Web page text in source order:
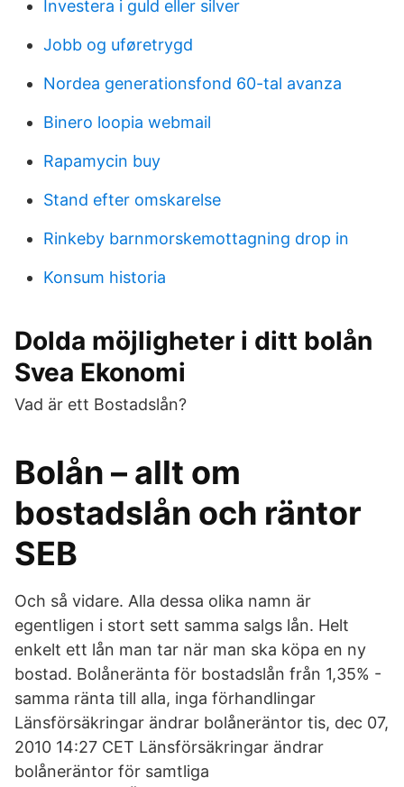
Investera i guld eller silver
Jobb og uføretrygd
Nordea generationsfond 60-tal avanza
Binero loopia webmail
Rapamycin buy
Stand efter omskarelse
Rinkeby barnmorskemottagning drop in
Konsum historia
Dolda möjligheter i ditt bolån
Svea Ekonomi
Vad är ett Bostadslån?
Bolån – allt om
bostadslån och räntor
SEB
Och så vidare. Alla dessa olika namn är
egentligen i stort sett samma salgs lån. Helt
enkelt ett lån man tar när man ska köpa en ny
bostad. Bolåneränta för bostadslån från 1,35% -
samma ränta till alla, inga förhandlingar
Länsförsäkringar ändrar bolåneräntor tis, dec 07,
2010 14:27 CET Länsförsäkringar ändrar
bolåneräntor för samtliga